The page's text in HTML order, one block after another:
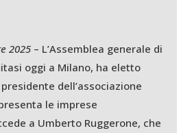
2025 – L’Assemblea generale di
oggi a Milano, ha eletto
dell’associazione
le imprese
a Umberto Ruggerone, che